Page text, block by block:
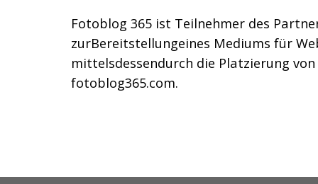
Fotoblog 365 ist Teilnehmer des
zurBereitstellungeines Mediums für
mittelsdessendurch die Platzierung
fotoblog365.com.